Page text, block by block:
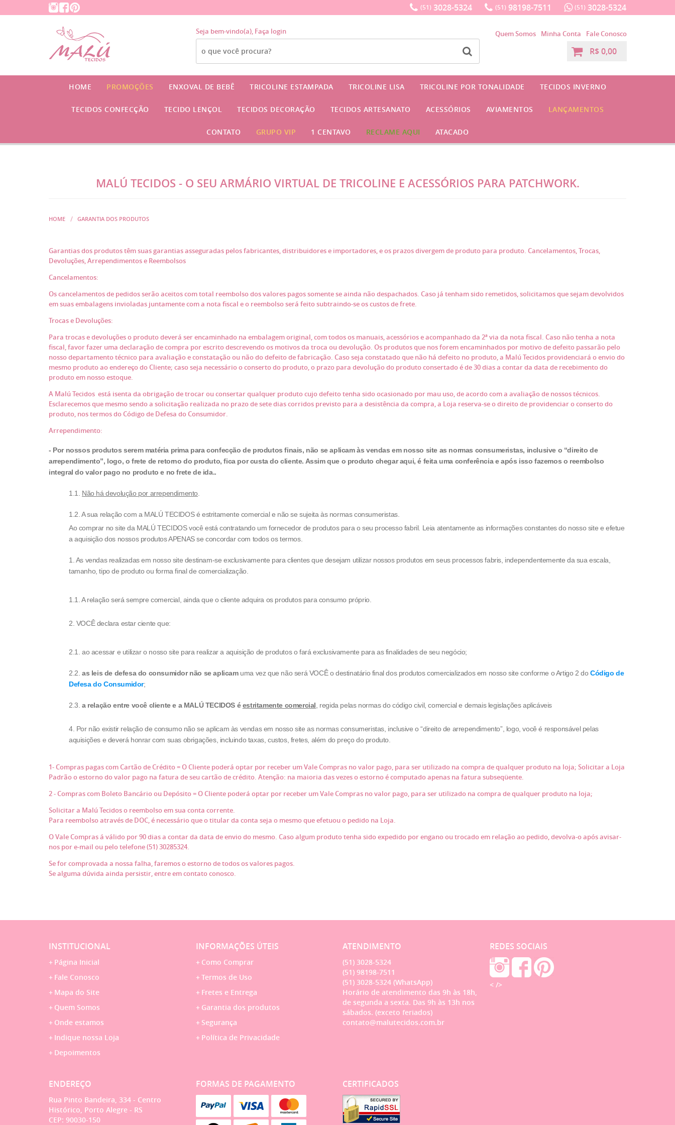
(51) 3028-5324 (51) 98198-7511 (51) 3028-5324
Seja bem-vindo(a), Faça login Quem Somos Minha Conta Fale Conosco
R$ 0,00
HOME PROMOÇÕES ENXOVAL DE BEBÊ TRICOLINE ESTAMPADA TRICOLINE LISA TRICOLINE POR TONALIDADE TECIDOS INVERNO
TECIDOS CONFECÇÃO TECIDO LENÇOL TECIDOS DECORAÇÃO TECIDOS ARTESANATO ACESSÓRIOS AVIAMENTOS LANÇAMENTOS
CONTATO GRUPO VIP 1 CENTAVO RECLAME AQUI ATACADO
MALÚ TECIDOS - O SEU ARMÁRIO VIRTUAL DE TRICOLINE E ACESSÓRIOS PARA PATCHWORK.
HOME GARANTIA DOS PRODUTOS
Garantias dos produtos têm suas garantias asseguradas pelos fabricantes, distribuidores e importadores, e os prazos divergem de produto para produto. Cancelamentos, Trocas,
Devoluções, Arrependimentos e Reembolsos
Cancelamentos:
Os cancelamentos de pedidos serão aceitos com total reembolso dos valores pagos somente se ainda não despachados. Caso já tenham sido remetidos, solicitamos que sejam devolvidos
em suas embalagens invioladas juntamente com a nota fiscal e o reembolso será feito subtraindo-se os custos de frete.
Trocas e Devoluções:
Para trocas e devoluções o produto deverá ser encaminhado na embalagem original, com todos os manuais, acessórios e acompanhado da 2ª via da nota fiscal. Caso não tenha a nota
fiscal, favor fazer uma declaração de compra por escrito descrevendo os motivos da troca ou devolução. Os produtos que nos forem encaminhados por motivo de defeito passarão pelo
nosso departamento técnico para avaliação e constatação ou não do defeito de fabricação. Caso seja constatado que não há defeito no produto, a Malú Tecidos providenciará o envio do
mesmo produto ao endereço do Cliente; caso seja necessário o conserto do produto, o prazo para devolução do produto consertado é de 30 dias a contar da data de recebimento do
produto em nosso estoque.
A Malú Tecidos está isenta da obrigação de trocar ou consertar qualquer produto cujo defeito tenha sido ocasionado por mau uso, de acordo com a avaliação de nossos técnicos.
Esclarecemos que mesmo sendo a solicitação realizada no prazo de sete dias corridos previsto para a desistência da compra, a Loja reserva-se o direito de providenciar o conserto do
produto, nos termos do Código de Defesa do Consumidor.
Arrependimento:
- Por nossos produtos serem matéria prima para confecção de produtos finais, não se aplicam às vendas em nosso site as normas consumeristas, inclusive o “direito de
arrependimento”, logo, o frete de retorno do produto, fica por custa do cliente. Assim que o produto chegar aqui, é feita uma conferência e após isso fazemos o reembolso
integral do valor pago no produto e no frete de ida..
1.1. Não há devolução por arrependimento
1.2. A sua relação com a MALÚ TECIDOS é estritamente comercial e não se sujeita às normas consumeristas.
Ao comprar no site da MALÚ TECIDOSvocê está contratando um fornecedor de produtos para o seu processo fabril. Leia atentamente as informações constantes do nosso site e efetue
a aquisição dos nossos produtos APENAS se concordar com todos os termos.
1. As vendas realizadas em nosso site destinam-se exclusivamente para clientes que desejam utilizar nossos produtos em seus processos fabris, independentemente da sua escala,
tamanho, tipo de produto ou forma final de comercialização.
1.1. A relação será sempre comercial, ainda que o cliente adquira os produtos para consumo próprio.
2. VOCÊ declara estar ciente que:
2.1. ao acessar e utilizar o nosso site para realizar a aquisição de produtos o fará exclusivamente para as finalidades de seu negócio;
2.2. as leis de defesa do consumidor não se aplicamuma vez que não será VOCÊ o destinatário final dos produtos comercializados em nosso site conforme o Artigo 2 doCódigo de
Defesa do Consumidor;
2.3. a relação entre você cliente e a MALÚ TECIDOS éestritamente comercial , regida pelas normas do código civil, comercial e demais legislações aplicáveis
4. Por não existir relação de consumo não se aplicam às vendas em nosso site as normas consumeristas, inclusive o “direito de arrependimento”, logo, você é responsável pelas
aquisições e deverá honrar com suas obrigações, incluindo taxas, custos, fretes, além do preço do produto.
1- Compras pagas com Cartão de Crédito = O Cliente poderá optar por receber um Vale Compras no valor pago, para ser utilizado na compra de qualquer produto na loja; Solicitar a Loja
Padrão o estorno do valor pago na fatura de seu cartão de crédito. Atenção: na maioria das vezes o estorno é computado apenas na fatura subseqüente.
2 - Compras com Boleto Bancário ou Depósito = O Cliente poderá optar por receber um Vale Compras no valor pago, para ser utilizado na compra de qualquer produto na loja;
Solicitar a Malú Tecidos o reembolso em sua conta corrente.
Para reembolso através de DOC, é necessário que o titular da conta seja o mesmo que efetuou o pedido na Loja.
O Vale Compras á válido por 90 dias a contar da data de envio do mesmo. Caso algum produto tenha sido expedido por engano ou trocado em relação ao pedido, devolva-o após avisar-
nos por e-mail ou pelo telefone (51) 30285324.
Se for comprovada a nossa falha, faremos o estorno de todos os valores pagos.
Se alguma dúvida ainda persistir, entre em contato conosco.
INSTITUCIONAL
Página Inicial
Fale Conosco
Mapa do Site
Quem Somos
Onde estamos
Indique nossa Loja
Depoimentos
INFORMAÇÕES ÚTEIS
Como Comprar
Termos de Uso
Fretes e Entrega
Garantia dos produtos
Segurança
Política de Privacidade
ATENDIMENTO
(51) 3028-5324
(51) 98198-7511
(51) 3028-5324 (WhatsApp)
Horário de atendimento das 9h às 18h,
de segunda a sexta. Das 9h às 13h nos
sábados. (exceto feriados)
contato@malutecidos.com.br
REDES SOCIAIS
< />
ENDEREÇO
Rua Pinto Bandeira, 334 - Centro
Histórico, Porto Alegre - RS
CEP: 90030-150
FORMAS DE PAGAMENTO CERTIFICADOS